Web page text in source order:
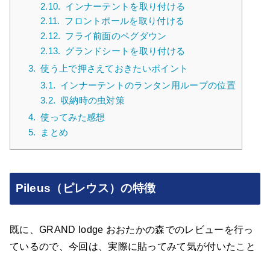
2.10. インナーテントを取り付ける
2.11. フロントポールを取り付ける
2.12. フライ前面のペグダウン
2.13. グランドシートを取り付ける
3. 使う上で押さえておきたいポイント
3.1. インナーテントのランタン用ループの位置
3.2. 収納時の虫対策
4. 使ってみた感想
5.
まとめ
Pileus（ピレウス）の特徴
既に、GRAND lodge おおたかの森でのレビューを行っ
ているので、今回は、実際に貼ってみて気が付いたこと